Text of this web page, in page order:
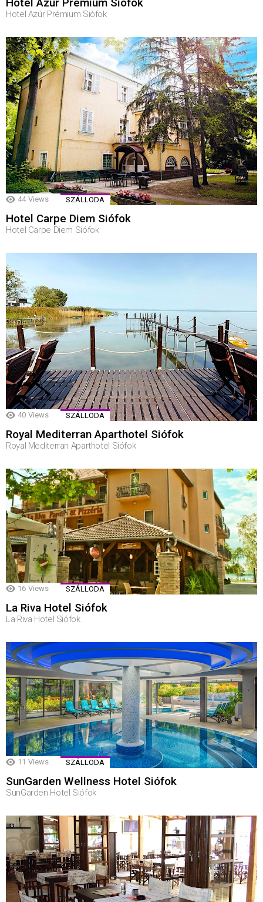
Hotel Azúr Prémium Siófok
Hotel Azúr Prémium Siófok
44 Views SZÁLLODA
Hotel Carpe Diem Siófok
Hotel Carpe Diem Siófok
40 Views SZÁLLODA
Royal Mediterran Aparthotel Siófok
Royal Mediterran Aparthotel Siófok
16 Views SZÁLLODA
La Riva Hotel Siófok
La Riva Hotel Siófok
11 Views SZÁLLODA
SunGarden Wellness Hotel Siófok
SunGarden Hotel Siófok